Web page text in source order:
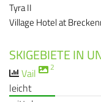
Tyra II
Village Hotel at
SKIGEBIETE IN
Vail 2
leicht